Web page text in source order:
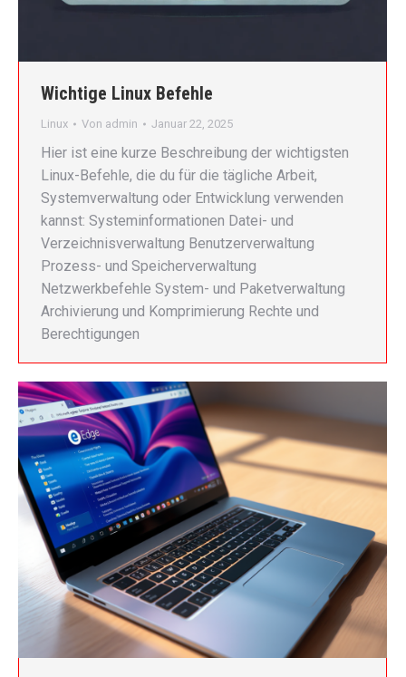
Wichtige Linux Befehle
Linux Von admin Januar 22, 2025
Hier ist eine kurze Beschreibung der wichtigsten
Linux-Befehle, die du für die tägliche Arbeit,
Systemverwaltung oder Entwicklung verwenden
kannst: Systeminformationen Datei- und
Verzeichnisverwaltung Benutzerverwaltung
Prozess- und Speicherverwaltung
Netzwerkbefehle System- und Paketverwaltung
Archivierung und Komprimierung Rechte und
Berechtigungen